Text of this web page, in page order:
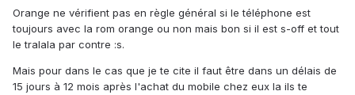
Orange ne vérifient pas en règle général si le téléphone est
toujours avec la rom orange ou non mais bon si il est s-off et tout
le tralala par contre :s.
Mais pour dans le cas que je te cite il faut être dans un délais de
15 jours à 12 mois après l'achat du mobile chez eux la ils te